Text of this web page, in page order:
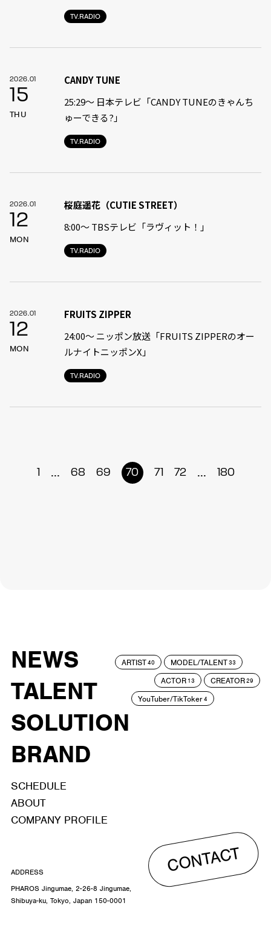
TV.RADIO
2026.01
15
THU
TV.RADIO
CANDY TUNE
25:29〜 日本テレビ「CANDY TUNEのきゃんち
ゅーできる?」
2026.01
12
MON
TV.RADIO
桜庭遥花（CUTIE STREET）
8:00〜 TBSテレビ「ラヴィット！」
2026.01
12
MON
TV.RADIO
FRUITS ZIPPER
24:00〜 ニッポン放送「FRUITS ZIPPERのオー
ルナイトニッポンX」
1 ... 68 69 70 71 72 ... 180
NEWS
TALENT
SOLUTION
BRAND
ARTIST40 MODEL/TALENT33
ACTOR 13 CREATOR29
YouTuber/TikToker4
SCHEDULE
ABOUT
COMPANY PROFILE
CONTACT
ADDRESS
PHAROS Jingumae, 2-26-8 Jingumae,
Shibuya-ku, Tokyo, Japan 150-0001